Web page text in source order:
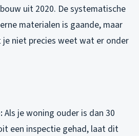
uit 2020. De systematische
materialen is gaande, maar
niet precies weet wat er onder
Als je woning ouder is dan 30
een inspectie gehad, laat dit